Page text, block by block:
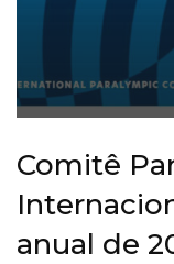
Comitê
anual de